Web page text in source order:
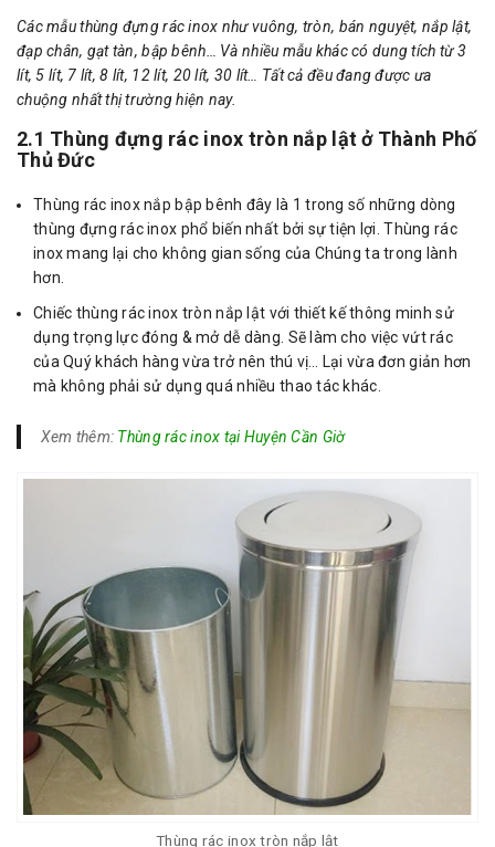
Các mẫu thùng đựng rác inox như vuông, tròn, bán nguyệt, nắp lật,
đạp chân, gạt tàn, bập bênh… Và nhiều mẫu khác có dung tích từ 3
lít, 5 lít, 7 lít, 8 lít, 12 lít, 20 lít, 30 lít… Tất cả đều đang được ưa
chuộng nhất thị trường hiện nay.
2.1 Thùng đựng rác inox tròn nắp lật ở Thành Phố
Thủ Đức
Thùng rác inox nắp bập bênh đây là 1 trong số những dòng
thùng đựng rác inox phổ biến nhất bởi sự tiện lợi. Thùng rác
inox mang lại cho không gian sống của Chúng ta trong lành
hơn.
Chiếc thùng rác inox tròn nắp lật với thiết kế thông minh sử
dụng trọng lực đóng & mở dễ dàng. Sẽ làm cho việc vứt rác
của Quý khách hàng vừa trở nên thú vị… Lại vừa đơn giản hơn
mà không phải sử dụng quá nhiều thao tác khác.
Xem thêm: Thùng rác inox tại Huyện Cần Giờ
Thùng rác inox tròn nắp lật